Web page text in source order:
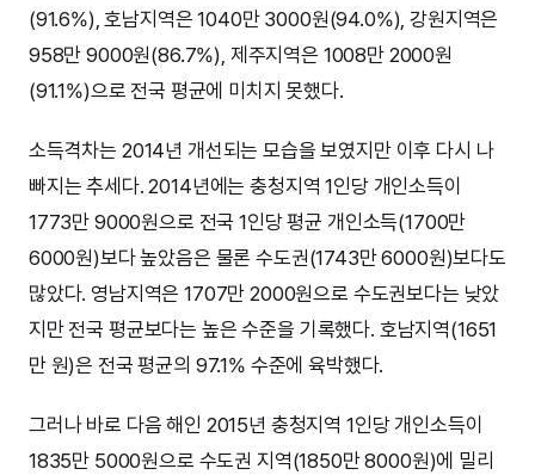
(91.6%), 호남지역은 1040만 3000원(94.0%), 강원지역은
958만 9000원(86.7%), 제주지역은 1008만 2000원
(91.1%)으로 전국 평균에 미치지 못했다.
소득격차는 2014년 개선되는 모습을 보였지만 이후 다시 나
빠지는 추세다. 2014년에는 충청지역 1인당 개인소득이
1773만 9000원으로 전국 1인당 평균 개인소득(1700만
6000원)보다 높았음은 물론 수도권(1743만 6000원)보다도
많았다. 영남지역은 1707만 2000원으로 수도권보다는 낮았
지만 전국 평균보다는 높은 수준을 기록했다. 호남지역(1651
만 원)은 전국 평균의 97.1% 수준에 육박했다.
그러나 바로 다음 해인 2015년 충청지역 1인당 개인소득이
1835만 5000원으로 수도권 지역(1850만 8000원)에 밀리